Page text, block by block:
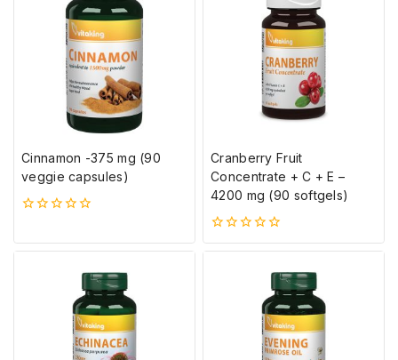
Cinnamon -375 mg (90
veggie capsules)
ből
Cranberry Fruit
Concentrate + C + E –
4200 mg (90 softgels)
0
5-